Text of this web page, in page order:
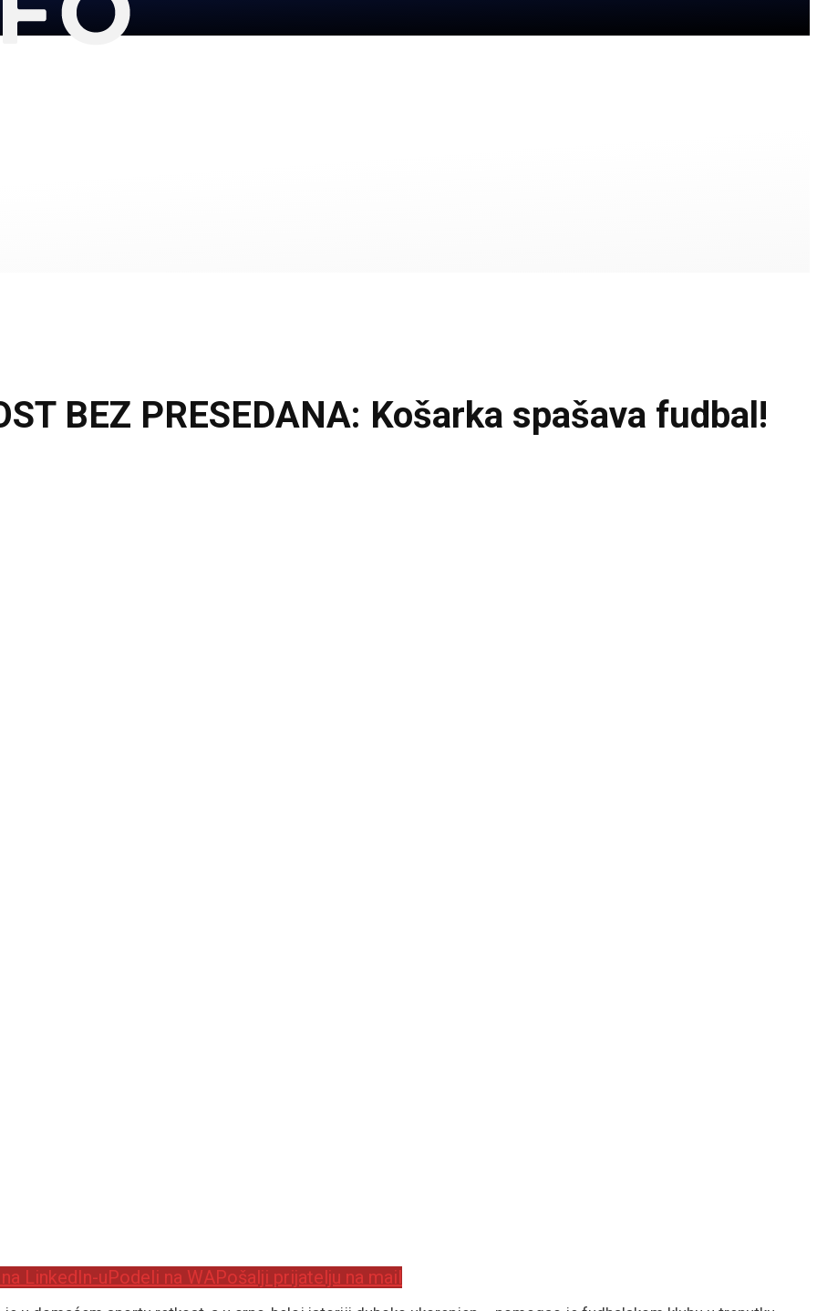
BEZ PRESEDANA: Košarka spašava fudbal!
LinkedIn-uPodeli na WAPošalji prijatelju na mail